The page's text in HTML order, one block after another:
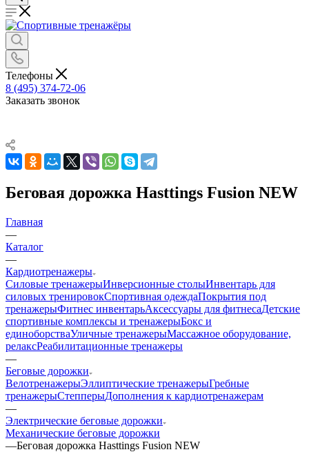
Телефоны
8 (495) 374-72-06
Заказать звонок
Беговая дорожка Hasttings Fusion NEW
Главная
—
Каталог
—
Кардиотренажеры
Силовые тренажерыИнверсионные столыИнвентарь для
силовых тренировокСпортивная одеждаПокрытия под
тренажерыФитнес инвентарьАксессуары для фитнесаДетские
спортивные комплексы и тренажерыБокс и
единоборстваУличные тренажерыМассажное оборудование,
релаксРеабилитационные тренажеры
—
Беговые дорожки
ВелотренажерыЭллиптические тренажерыГребные
тренажерыСтепперыДополнения к кардиотренажерам
—
Электрические беговые дорожки
Механические беговые дорожки
—Беговая дорожка Hasttings Fusion NEW